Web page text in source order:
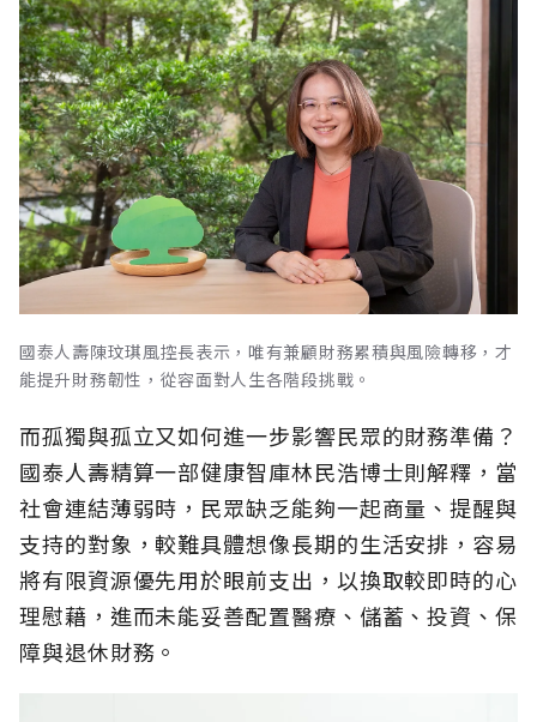
國泰人壽陳玟琪風控長表示，唯有兼顧財務累積與風險轉移，才
能提升財務韌性，從容面對人生各階段挑戰。
而孤獨與孤立又如何進一步影響民眾的財務準備？
國泰人壽精算一部健康智庫林民浩博士則解釋，當
社會連結薄弱時，民眾缺乏能夠一起商量、提醒與
支持的對象，較難具體想像長期的生活安排，容易
將有限資源優先用於眼前支出，以換取較即時的心
理慰藉，進而未能妥善配置醫療、儲蓄、投資、保
障與退休財務。